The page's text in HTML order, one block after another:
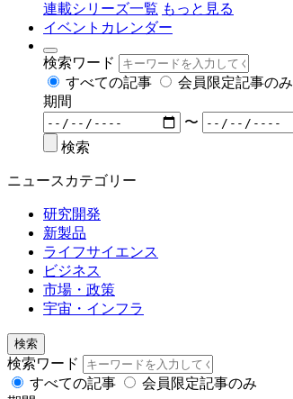
連載シリーズ一覧 もっと見る
イベントカレンダー
検索ワード
すべての記事
会員限定記事のみ
期間
〜
検索
ニュースカテゴリー
研究開発
新製品
ライフサイエンス
ビジネス
市場・政策
宇宙・インフラ
検索
検索ワード
すべての記事
会員限定記事のみ